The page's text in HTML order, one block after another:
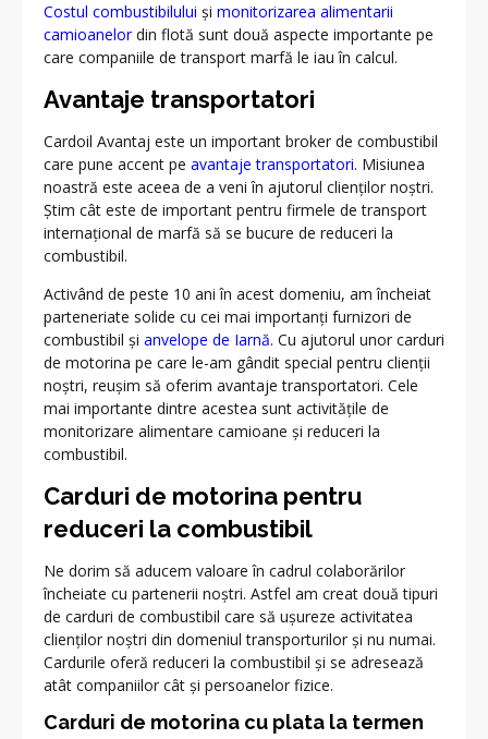
Costul combustibilului și monitorizarea alimentarii
camioanelordin flotă sunt două aspecte importante pe
care companiile de transport marfă le iau în calcul.
Avantaje transportatori
Cardoil Avantaj este un important broker de combustibil
care pune accent pe avantaje transportatori. Misiunea
noastră este aceea de a veni în ajutorul clienților noștri.
Știm cât este de important pentru firmele de transport
internațional de marfă să se bucure de reduceri la
combustibil.
Activând de peste 10 ani în acest domeniu, am încheiat
parteneriate solide cu cei mai importanți furnizori de
combustibil și anvelope de Iarnă. Cu ajutorul unor carduri
de motorina pe care le-am gândit special pentru clienții
noștri, reușim să oferim avantaje transportatori. Cele
mai importante dintre acestea sunt activitățile de
monitorizare alimentare camioane și reduceri la
combustibil.
Carduri de motorina pentru
reduceri la combustibil
Ne dorim să aducem valoare în cadrul colaborărilor
încheiate cu partenerii noștri. Astfel am creat două tipuri
de carduri de combustibil care să ușureze activitatea
clienților noștri din domeniul transporturilor și nu numai.
Cardurile oferă reduceri la combustibil și se adresează
atât companiilor cât și persoanelor fizice.
Carduri de motorina cu plata la termen